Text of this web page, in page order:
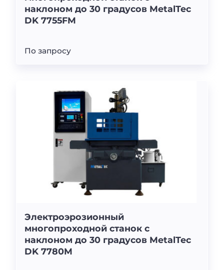
наклоном до 30 градусов MetalTec
DK 7755FM
По запросу
Электроэрозионный
многопроходной станок с
наклоном до 30 градусов MetalTec
DK 7780M